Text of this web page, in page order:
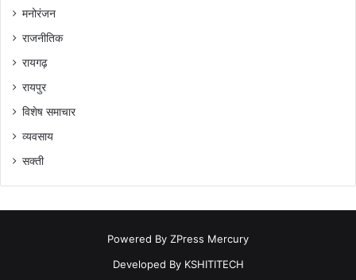
मनोरंजन
राजनीतिक
रायगढ़
रायपुर
विशेष समाचार
व्यवसाय
सक्ती
Powered By ZPress Mercury
Developed By KSHITITECH